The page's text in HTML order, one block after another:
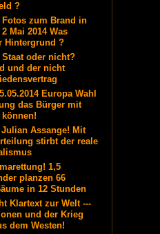
?
Fotos zum Brand in
Mai 2014 Was
Hintergrund ?
Staat oder nicht?
und der nicht
Europa Wahl
das Bürger mit
Assange! Mit
stirbt der reale
1,5
planzen 66
in 12 Stunden
Klartext zur Welt ---
und der Krieg
dem Westen!